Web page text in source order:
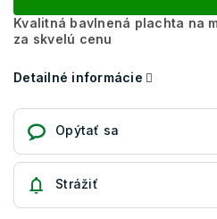
Kvalitná bavlnená plachta na
za skvelú cenu
Detailné informácie
Opýtať sa
Strážiť